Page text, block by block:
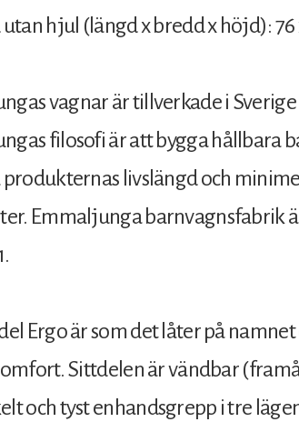
hjul (längd x bredd x höjd): 76
vagnar är tillverkade i
filosofi är att bygga hållbara
livslängd och
Emmaljunga barnvagnsfabrik
Ergo är som det låter på
Sittdelen är vändbar
och tyst enhandsgrepp i tre